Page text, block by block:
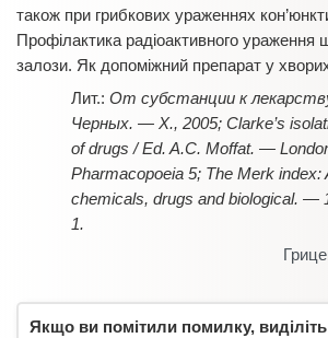
також при грибкових ураженнях
Профілактика радіоактивного ураження
залози. Як допоміжний препарат у
От субстанции к
Черных. — Х., 2005; Clarke’s
of drugs / Ed. A.C. Moffat. —
Pharmacopoeia 5; The Merk index:
chemicals, drugs and biological.
1.
Якщо ви помітили помилку, виділіть